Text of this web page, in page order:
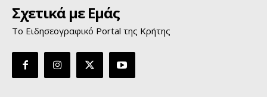
Σχετικά με Εμάς
Το Ειδησεογραφικό Portal της Κρήτης